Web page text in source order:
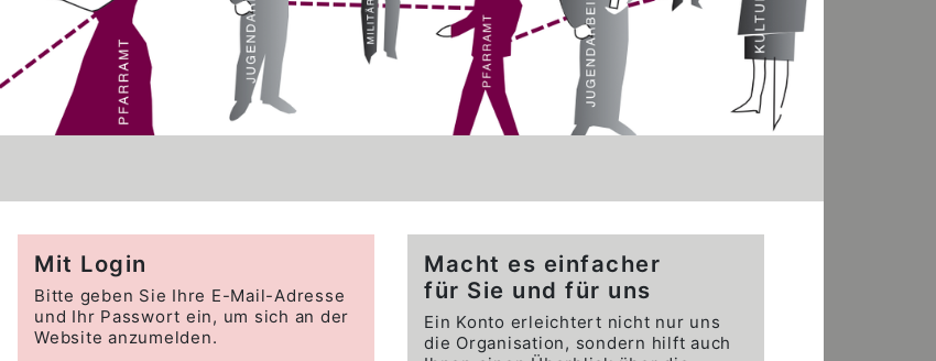
Mit Login
Bitte geben Sie Ihre E-Mail-Adresse
und Ihr Passwort ein, um sich an der
Website anzumelden.
Macht es einfacher
für Sie und für uns
Ein Konto erleichtert nicht nur uns
die Organisation, sondern hilft auch